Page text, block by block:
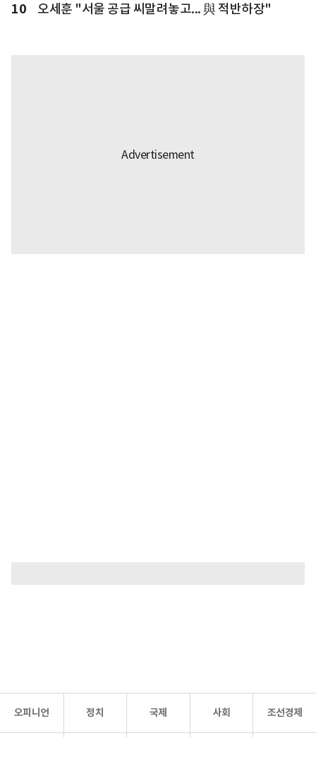
10 오세훈 "서울 공급 씨말려놓고... 與 적반하장"
오피니언 정치 국제 사회 조선경제